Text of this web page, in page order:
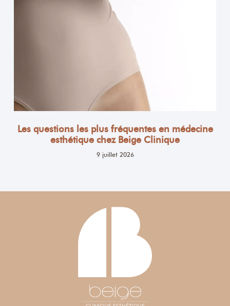
Les questions les plus fréquentes en médecine
esthétique chez Beige Clinique
9 juillet 2026